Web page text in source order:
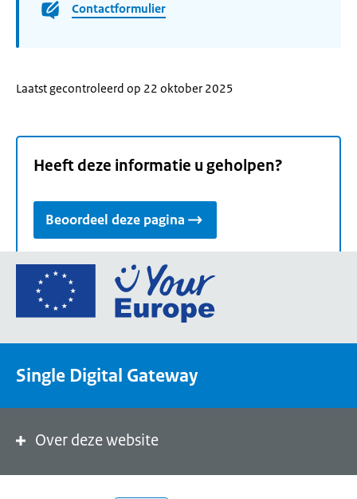
Contactformulier
Laatst gecontroleerd op 22 oktober 2025
Heeft deze informatie u geholpen?
Beoordeel deze pagina
Ga
de
een
de
Single Digital Gateway
Over deze website